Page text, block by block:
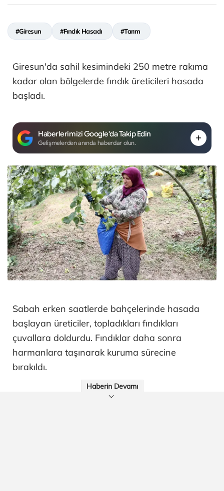
#Giresun #Fındık Hasadı #Tarım
Giresun'da sahil kesimindeki 250 metre rakıma
kadar olan bölgelerde fındık üreticileri hasada
başladı.
Haberlerimizi Google'da Takip Edin
Gelişmelerden anında haberdar olun.
Sabah erken saatlerde bahçelerinde hasada
başlayan üreticiler, topladıkları fındıkları
çuvallara doldurdu. Fındıklar daha sonra
harmanlara taşınarak kuruma sürecine
bırakıldı.
Haberin Devamı